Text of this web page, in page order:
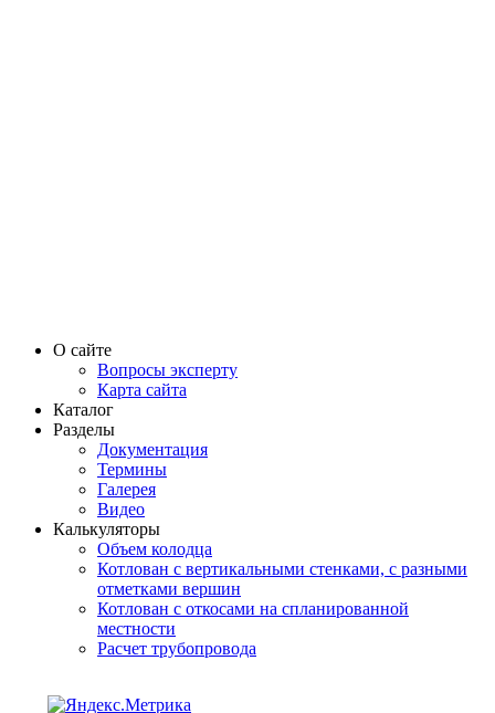
О сайте
Вопросы эксперту
Карта сайта
Каталог
Разделы
Документация
Термины
Галерея
Видео
Калькуляторы
Объем колодца
Котлован с вертикальными стенками, с разными
отметками вершин
Котлован с откосами на спланированной
местности
Расчет трубопровода